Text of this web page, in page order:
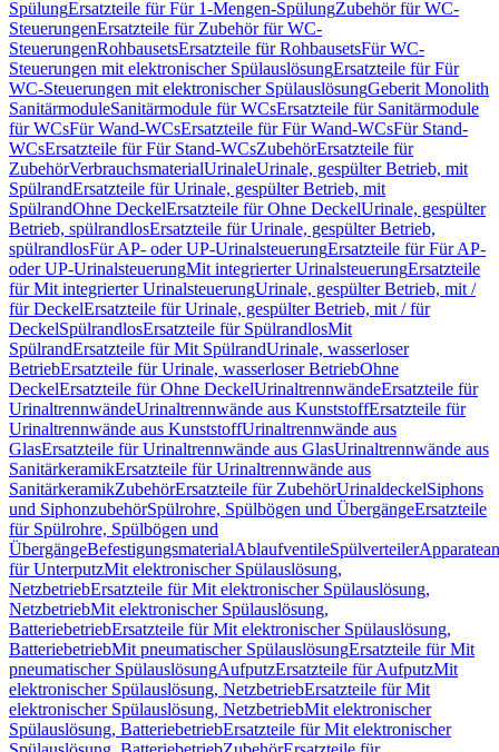
SpülungErsatzteile für Für 1-Mengen-SpülungZubehör für WC-
SteuerungenErsatzteile für Zubehör für WC-
SteuerungenRohbausetsErsatzteile für RohbausetsFür WC-
Steuerungen mit elektronischer SpülauslösungErsatzteile für Für
WC-Steuerungen mit elektronischer SpülauslösungGeberit Monolith
SanitärmoduleSanitärmodule für WCsErsatzteile für Sanitärmodule
für WCsFür Wand-WCsErsatzteile für Für Wand-WCsFür Stand-
WCsErsatzteile für Für Stand-WCsZubehörErsatzteile für
ZubehörVerbrauchsmaterialUrinaleUrinale, gespülter Betrieb, mit
SpülrandErsatzteile für Urinale, gespülter Betrieb, mit
SpülrandOhne DeckelErsatzteile für Ohne DeckelUrinale, gespülter
Betrieb, spülrandlosErsatzteile für Urinale, gespülter Betrieb,
spülrandlosFür AP- oder UP-UrinalsteuerungErsatzteile für Für AP-
oder UP-UrinalsteuerungMit integrierter UrinalsteuerungErsatzteile
für Mit integrierter UrinalsteuerungUrinale, gespülter Betrieb, mit /
für DeckelErsatzteile für Urinale, gespülter Betrieb, mit / für
DeckelSpülrandlosErsatzteile für SpülrandlosMit
SpülrandErsatzteile für Mit SpülrandUrinale, wasserloser
BetriebErsatzteile für Urinale, wasserloser BetriebOhne
DeckelErsatzteile für Ohne DeckelUrinaltrennwändeErsatzteile für
UrinaltrennwändeUrinaltrennwände aus KunststoffErsatzteile für
Urinaltrennwände aus KunststoffUrinaltrennwände aus
GlasErsatzteile für Urinaltrennwände aus GlasUrinaltrennwände aus
SanitärkeramikErsatzteile für Urinaltrennwände aus
SanitärkeramikZubehörErsatzteile für ZubehörUrinaldeckelSiphons
und SiphonzubehörSpülrohre, Spülbögen und ÜbergängeErsatzteile
für Spülrohre, Spülbögen und
ÜbergängeBefestigungsmaterialAblaufventileSpülverteiler
für UnterputzMit elektronischer Spülauslösung,
NetzbetriebErsatzteile für Mit elektronischer Spülauslösung,
NetzbetriebMit elektronischer Spülauslösung,
BatteriebetriebErsatzteile für Mit elektronischer Spülauslösung,
BatteriebetriebMit pneumatischer SpülauslösungErsatzteile für Mit
pneumatischer SpülauslösungAufputzErsatzteile für AufputzMit
elektronischer Spülauslösung, NetzbetriebErsatzteile für Mit
elektronischer Spülauslösung, NetzbetriebMit elektronischer
Spülauslösung, BatteriebetriebErsatzteile für Mit elektronischer